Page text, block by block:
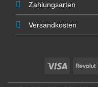
Zahlungsarten
Versandkosten
Visa